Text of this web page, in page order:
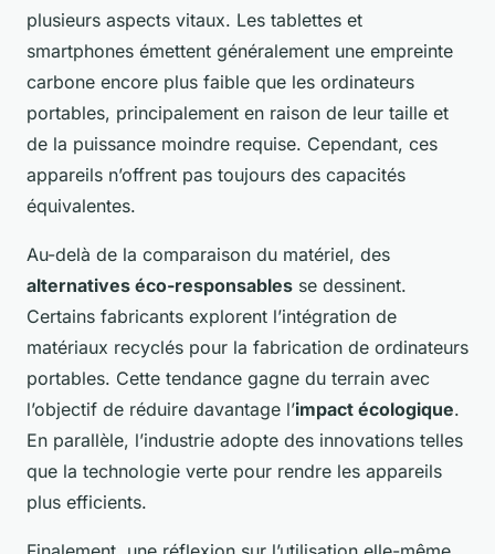
plusieurs aspects vitaux. Les tablettes et
smartphones émettent généralement une empreinte
carbone encore plus faible que les ordinateurs
portables, principalement en raison de leur taille et
de la puissance moindre requise. Cependant, ces
appareils n’offrent pas toujours des capacités
équivalentes.
Au-delà de la comparaison du matériel, des
alternatives éco-responsables se dessinent.
Certains fabricants explorent l’intégration de
matériaux recyclés pour la fabrication de ordinateurs
portables. Cette tendance gagne du terrain avec
l’objectif de réduire davantage l’impact écologique.
En parallèle, l’industrie adopte des innovations telles
que la technologie verte pour rendre les appareils
plus efficients.